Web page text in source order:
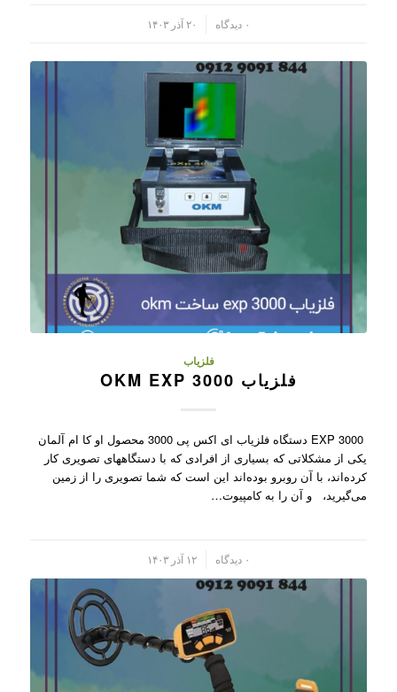
۰ دیدگاه ۲۰ آذر ۱۴۰۳
فلزیاب
فلزیاب OKM EXP 3000
EXP 3000 دستگاه فلزیاب ای اکس پی 3000 محصول او کا ام آلمان
یکی از مشکلاتی که بسیاری از افرادی که با دستگاههای تصویری کار
کرده‌اند، با آن روبرو بوده‌اند این است که شما تصویری را از زمین
می‌گیرید، و آن را به کامپیو‌ت…
۰ دیدگاه ۱۲ آذر ۱۴۰۳